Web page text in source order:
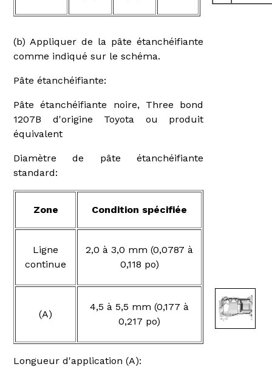
(b) Appliquer de la pâte étanchéifiante
comme indiqué sur le schéma.
Pâte étanchéifiante:
Pâte étanchéifiante noire, Three bond
1207B d'origine Toyota ou produit
équivalent
Diamètre de pâte étanchéifiante
standard:
Zone Condition spécifiée
Ligne
continue
2,0 à 3,0 mm (0,0787 à
0,118 po)
(A)
4,5 à 5,5 mm (0,177 à
0,217 po)
Longueur d'application (A):